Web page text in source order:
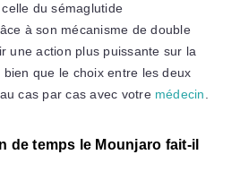
du sémaglutide
à son mécanisme de double
une action plus puissante sur la
que le choix entre les deux
cas par cas avec votre médecin.
de temps le Mounjaro fait-il